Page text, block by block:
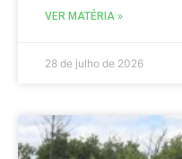
VER MATÉRIA »
28 de julho de 2026